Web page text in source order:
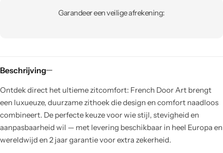
Garandeer een veilige afrekening:
Beschrijving
Ontdek direct het ultieme zitcomfort: French Door Art brengt
een luxueuze, duurzame zithoek die design en comfort naadloos
combineert. De perfecte keuze voor wie stijl, stevigheid en
aanpasbaarheid wil — met levering beschikbaar in heel Europa en
wereldwijd en 2 jaar garantie voor extra zekerheid.